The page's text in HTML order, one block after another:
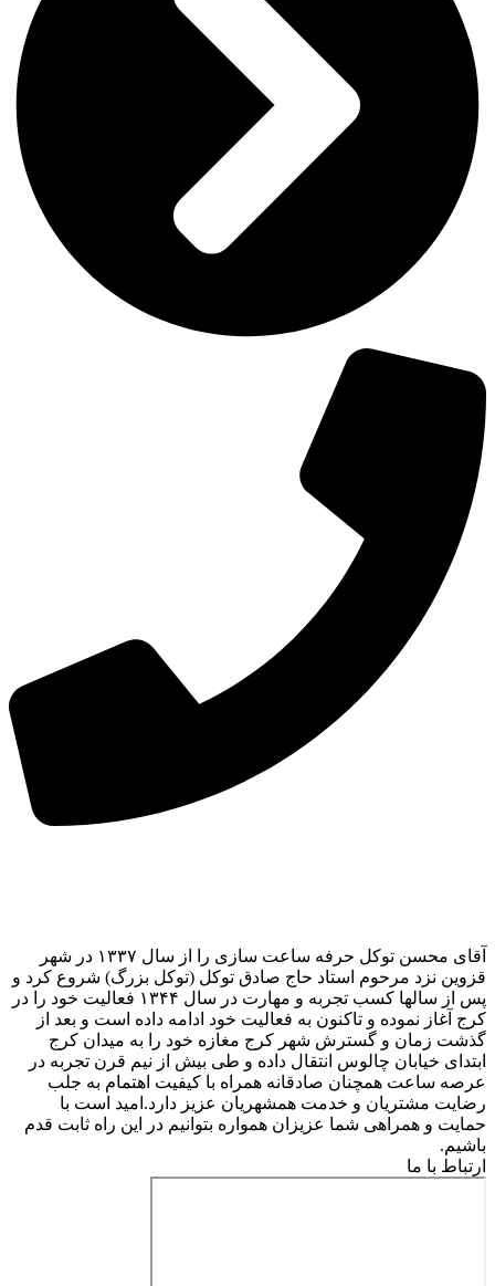
آقای محسن توکل حرفه ساعت سازی را از سال ۱۳۳۷ در شهر
قزوین نزد مرحوم استاد حاج صادق توکل (توکل بزرگ) شروع کرد و
پس از سالها کسب تجربه و مهارت در سال ۱۳۴۴ فعالیت خود را در
کرج آغاز نموده و تاکنون به فعالیت خود ادامه داده است و بعد از
گذشت زمان و گسترش شهر کرج مغازه خود را به میدان کرج
ابتدای خیابان چالوس انتقال داده و طی بیش از نیم قرن تجربه در
عرصه ساعت همچنان صادقانه همراه با کیفیت اهتمام به جلب
رضایت مشتریان و خدمت همشهریان عزیز دارد.امید است با
حمایت و همراهی شما عزیزان همواره بتوانیم در این راه ثابت قدم
باشیم.
ارتباط با ما